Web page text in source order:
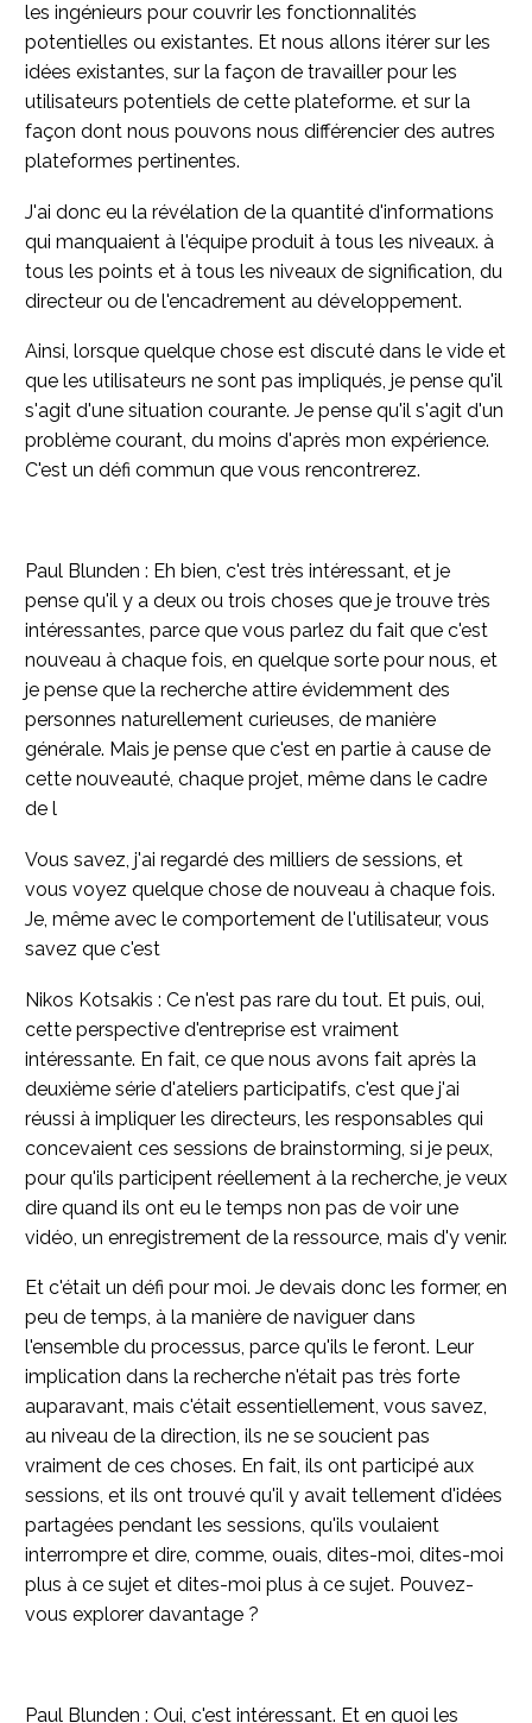
les ingénieurs pour couvrir les fonctionnalités
potentielles ou existantes. Et nous allons itérer sur les
idées existantes, sur la façon de travailler pour les
utilisateurs potentiels de cette plateforme. et sur la
façon dont nous pouvons nous différencier des autres
plateformes pertinentes.
J'ai donc eu la révélation de la quantité d'informations
qui manquaient à l'équipe produit à tous les niveaux. à
tous les points et à tous les niveaux de signification, du
directeur ou de l'encadrement au développement.
Ainsi, lorsque quelque chose est discuté dans le vide et
que les utilisateurs ne sont pas impliqués, je pense qu'il
s'agit d'une situation courante. Je pense qu'il s'agit d'un
problème courant, du moins d'après mon expérience.
C'est un défi commun que vous rencontrerez.
Paul Blunden : Eh bien, c'est très intéressant, et je
pense qu'il y a deux ou trois choses que je trouve très
intéressantes, parce que vous parlez du fait que c'est
nouveau à chaque fois, en quelque sorte pour nous, et
je pense que la recherche attire évidemment des
personnes naturellement curieuses, de manière
générale. Mais je pense que c'est en partie à cause de
cette nouveauté, chaque projet, même dans le cadre
de l
Vous savez, j'ai regardé des milliers de sessions, et
vous voyez quelque chose de nouveau à chaque fois.
Je, même avec le comportement de l'utilisateur, vous
savez que c'est
Nikos Kotsakis : Ce n'est pas rare du tout. Et puis, oui,
cette perspective d'entreprise est vraiment
intéressante. En fait, ce que nous avons fait après la
deuxième série d'ateliers participatifs, c'est que j'ai
réussi à impliquer les directeurs, les responsables qui
concevaient ces sessions de brainstorming, si je peux,
pour qu'ils participent réellement à la recherche, je veux
dire quand ils ont eu le temps non pas de voir une
vidéo, un enregistrement de la ressource, mais d'y venir.
Et c'était un défi pour moi. Je devais donc les former, en
peu de temps, à la manière de naviguer dans
l'ensemble du processus, parce qu'ils le feront. Leur
implication dans la recherche n'était pas très forte
auparavant, mais c'était essentiellement, vous savez,
au niveau de la direction, ils ne se soucient pas
vraiment de ces choses. En fait, ils ont participé aux
sessions, et ils ont trouvé qu'il y avait tellement d'idées
partagées pendant les sessions, qu'ils voulaient
interrompre et dire, comme, ouais, dites-moi, dites-moi
plus à ce sujet et dites-moi plus à ce sujet. Pouvez-
vous explorer davantage ?
Paul Blunden : Oui, c'est intéressant. Et en quoi les